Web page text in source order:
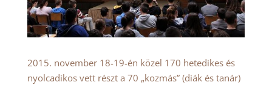
2015. november 18-19-én közel 170 hetedikes és
nyolcadikos vett részt a 70 „kozmás” (diák és tanár)